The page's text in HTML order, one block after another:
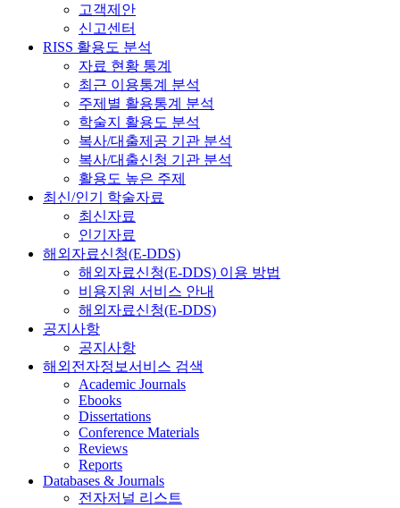
고객제안
신고센터
RISS 활용도 분석
자료 현황 통계
최근 이용통계 분석
주제별 활용통계 분석
학술지 활용도 분석
복사/대출제공 기관 분석
복사/대출신청 기관 분석
활용도 높은 주제
최신/인기 학술자료
최신자료
인기자료
해외자료신청(E-DDS)
해외자료신청(E-DDS) 이용 방법
비용지원 서비스 안내
해외자료신청(E-DDS)
공지사항
공지사항
해외전자정보서비스 검색
Academic Journals
Ebooks
Dissertations
Conference Materials
Reviews
Reports
Databases & Journals
전자저널 리스트